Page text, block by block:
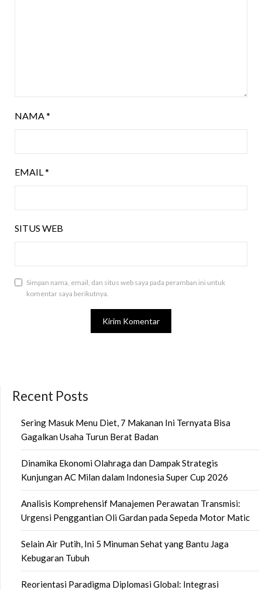
NAMA*
EMAIL*
SITUS WEB
Simpan nama, email, dan situs web saya pada peramban ini untuk
komentar saya berikutnya.
Recent Posts
Sering Masuk Menu Diet, 7 Makanan Ini Ternyata Bisa
Gagalkan Usaha Turun Berat Badan
Dinamika Ekonomi Olahraga dan Dampak Strategis
Kunjungan AC Milan dalam Indonesia Super Cup 2026
Analisis Komprehensif Manajemen Perawatan Transmisi:
Urgensi Penggantian Oli Gardan pada Sepeda Motor Matic
Selain Air Putih, Ini 5 Minuman Sehat yang Bantu Jaga
Kebugaran Tubuh
Reorientasi Paradigma Diplomasi Global: Integrasi